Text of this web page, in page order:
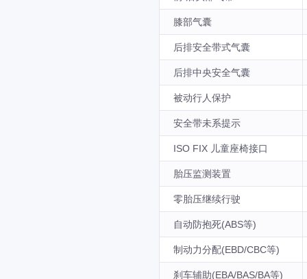
膝部气囊
后排安全带式气囊
后排中央安全气囊
被动行人保护
安全带未系提示
ISO FIX 儿童座椅接口
胎压监测装置
零胎压继续行驶
自动防抱死(ABS等)
制动力分配(EBD/CBC等)
刹车辅助(EBA/BAS/BA等)